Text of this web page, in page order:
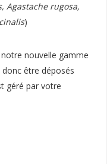
Agastache rugosa,
)
nouvelle gamme
être déposés
géré par votre